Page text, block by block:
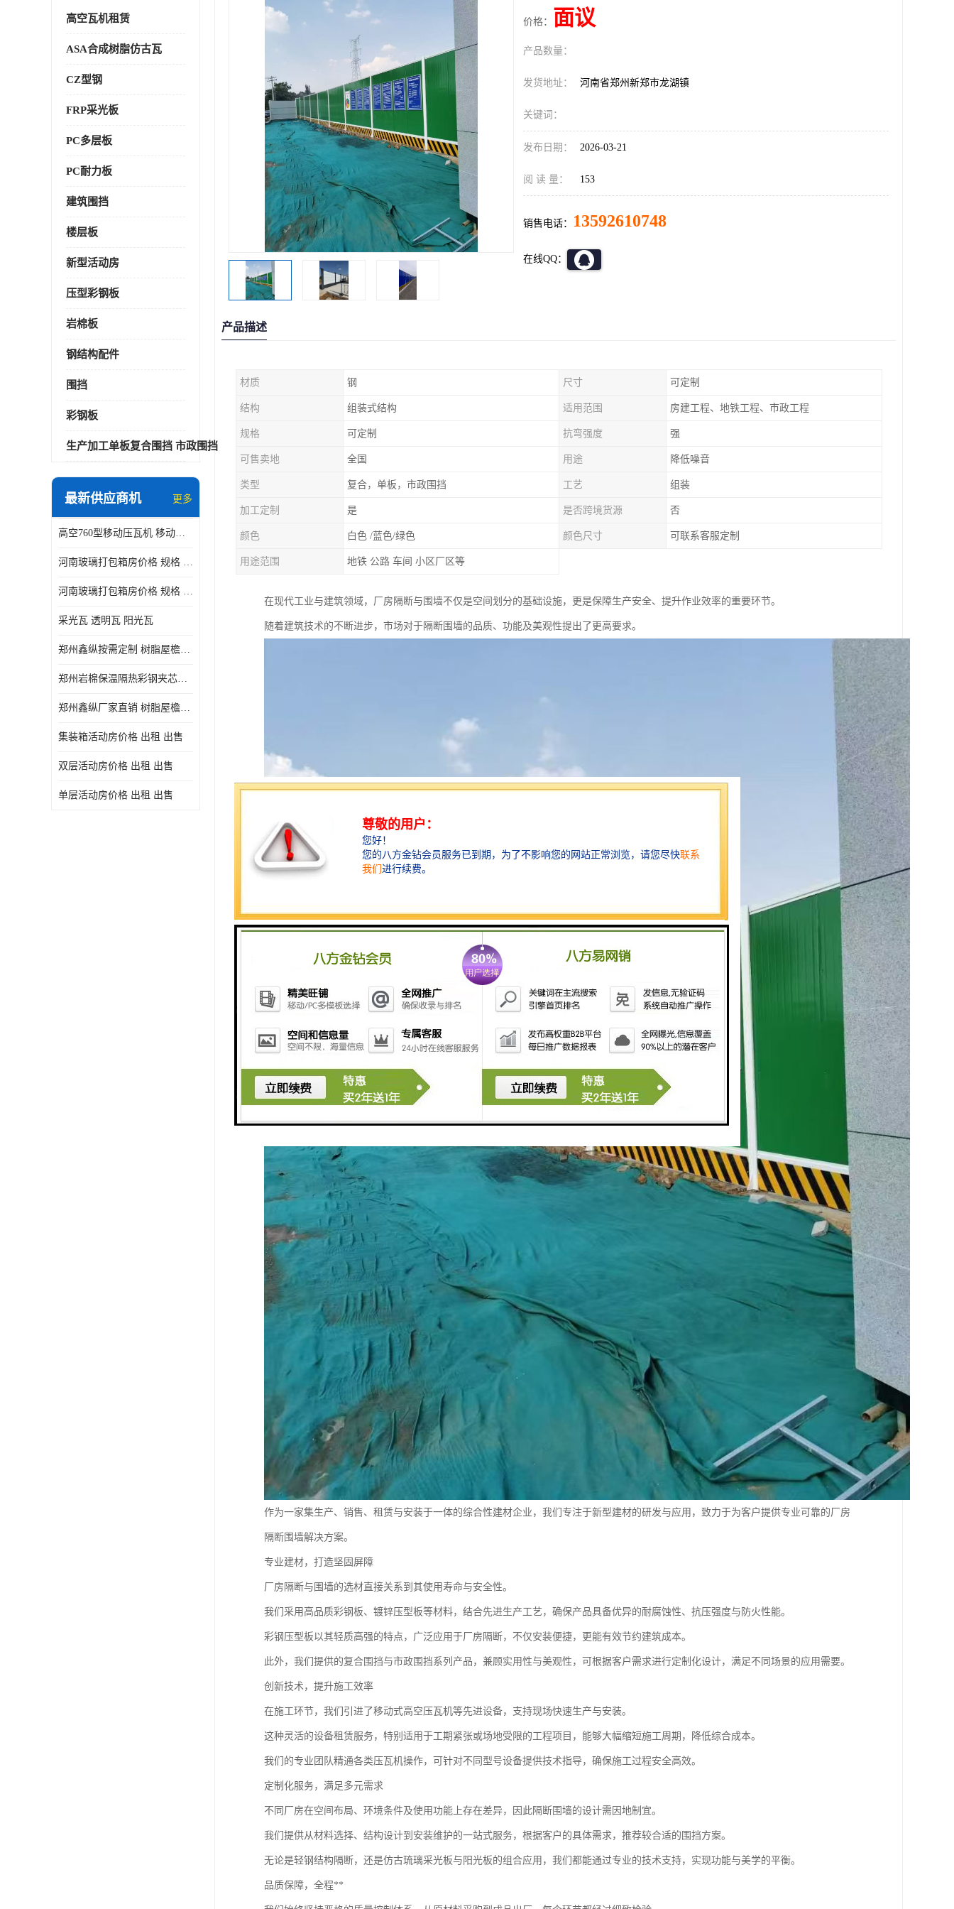
高空瓦机租赁
ASA合成树脂仿古瓦
CZ型钢
FRP采光板
PC多层板
PC耐力板
建筑围挡
楼层板
新型活动房
压型彩钢板
岩棉板
钢结构配件
围挡
彩钢板
生产加工单板复合围挡 市政围挡
最新供应商机 更多
高空760型移动压瓦机 移动升降制瓦设备租赁选郑州鑫纵
河南玻璃打包箱房价格 规格 鑫纵建材按需定制
河南玻璃打包箱房价格 规格 鑫纵建材批发
采光瓦 透明瓦 阳光瓦
郑州鑫纵按需定制 树脂屋檐装饰塑料琉璃瓦片 中式仿古瓦的特点 价格
郑州岩棉保温隔热彩钢夹芯板 郑州鑫纵支持定做
郑州鑫纵厂家直销 树脂屋檐装饰塑料琉璃瓦片 中式仿古瓦的特点 价格
集装箱活动房价格 出租 出售
双层活动房价格 出租 出售
单层活动房价格 出租 出售
价格： 面议
产品数量：
发货地址： 河南省郑州新郑市龙湖镇
关键词：
发布日期： 2026-03-21
阅 读 量： 153
销售电话： 13592610748
在线QQ：
产品描述
材质 钢 尺寸 可定制
结构 组装式结构 适用范围 房建工程、地铁工程、市政工程
规格 可定制 抗弯强度 强
可售卖地 全国 用途 降低噪音
类型 复合，单板，市政围挡 工艺 组装
加工定制 是 是否跨境货源 否
颜色 白色 /蓝色/绿色 颜色尺寸 可联系客服定制
用途范围 地铁 公路 车间 小区厂区等
在现代工业与建筑领域，厂房隔断与围墙不仅是空间划分的基础设施，更是保障生产安全、提升作业效率的重要环节。
随着建筑技术的不断进步，市场对于隔断围墙的品质、功能及美观性提出了更高要求。
作为一家集生产、销售、租赁与安装于一体的综合性建材企业，我们专注于新型建材的研发与应用，致力于为客户提供专业可靠的厂房
隔断围墙解决方案。
专业建材，打造坚固屏障
厂房隔断与围墙的选材直接关系到其使用寿命与安全性。
我们采用高品质彩钢板、镀锌压型板等材料，结合先进生产工艺，确保产品具备优异的耐腐蚀性、抗压强度与防火性能。
彩钢压型板以其轻质高强的特点，广泛应用于厂房隔断，不仅安装便捷，更能有效节约建筑成本。
此外，我们提供的复合围挡与市政围挡系列产品，兼顾实用性与美观性，可根据客户需求进行定制化设计，满足不同场景的应用需要。
创新技术，提升施工效率
在施工环节，我们引进了移动式高空压瓦机等先进设备，支持现场快速生产与安装。
这种灵活的设备租赁服务，特别适用于工期紧张或场地受限的工程项目，能够大幅缩短施工周期，降低综合成本。
我们的专业团队精通各类压瓦机操作，可针对不同型号设备提供技术指导，确保施工过程安全高效。
定制化服务，满足多元需求
不同厂房在空间布局、环境条件及使用功能上存在差异，因此隔断围墙的设计需因地制宜。
我们提供从材料选择、结构设计到安装维护的一站式服务，根据客户的具体需求，推荐较合适的围挡方案。
无论是轻钢结构隔断，还是仿古琉璃采光板与阳光板的组合应用，我们都能通过专业的技术支持，实现功能与美学的平衡。
品质保障，全程**